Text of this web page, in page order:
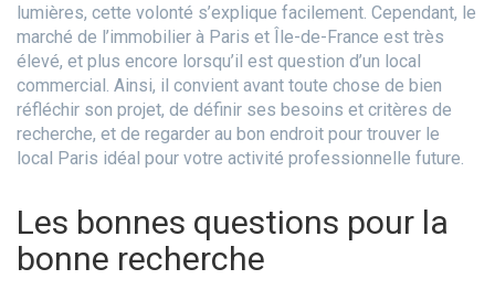
lumières, cette volonté s’explique facilement. Cependant, le
marché de l’immobilier à Paris et Île-de-France est très
élevé, et plus encore lorsqu’il est question d’un local
commercial. Ainsi, il convient avant toute chose de bien
réfléchir son projet, de définir ses besoins et critères de
recherche, et de regarder au bon endroit pour trouver le
local Paris idéal pour votre activité professionnelle future.
Les bonnes questions pour la
bonne recherche